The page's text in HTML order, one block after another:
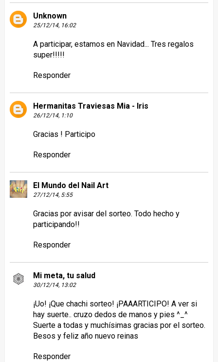
Unknown
25/12/14, 16:02
A participar, estamos en Navidad... Tres regalos
super!!!!!
Responder
Hermanitas Traviesas Mia - Iris
26/12/14, 1:10
Gracias ! Participo
Responder
El Mundo del Nail Art
27/12/14, 5:55
Gracias por avisar del sorteo. Todo hecho y
participando!!
Responder
Mi meta, tu salud
30/12/14, 13:02
¡Uo! ¡Que chachi sorteo! ¡PAAARTICIPO! A ver si
hay suerte.. cruzo dedos de manos y pies ^_^
Suerte a todas y muchísimas gracias por el sorteo.
Besos y feliz año nuevo reinas
Responder